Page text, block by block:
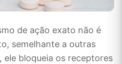
de ação exato não é
semelhante a outras
bloqueia os receptores